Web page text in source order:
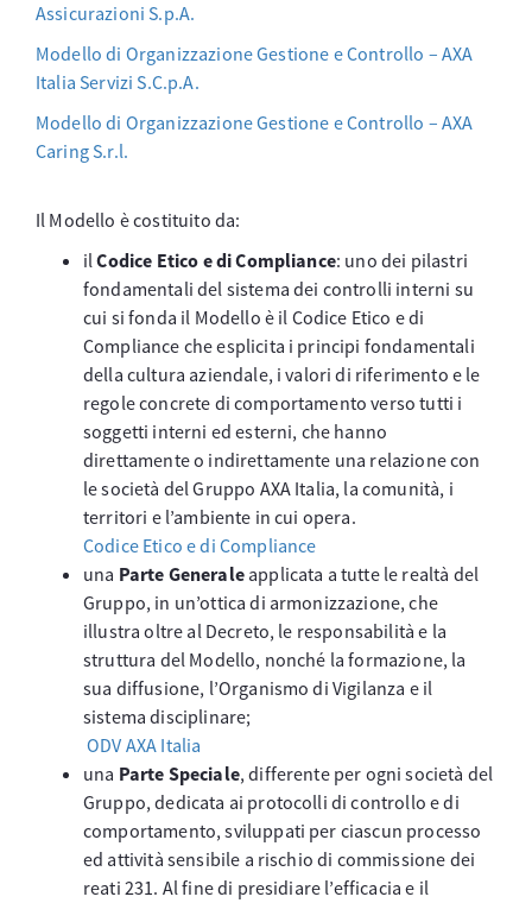
Assicurazioni S.p.A.
Modello di Organizzazione Gestione e Controllo – AXA
Italia Servizi S.C.p.A.
Modello di Organizzazione Gestione e Controllo – AXA
Caring S.r.l.
Il Modello è costituito da:
ilCodice Etico e di Compliance: uno dei pilastri
fondamentali del sistema dei controlli interni su
cui si fonda il Modello è il Codice Etico e di
Compliance che esplicita i principi fondamentali
della cultura aziendale, i valori di riferimento e le
regole concrete di comportamento verso tutti i
soggetti interni ed esterni, che hanno
direttamente o indirettamente una relazione con
le società del Gruppo AXA Italia, la comunità, i
territori e l’ambiente in cui opera.
Codice Etico e di Compliance
una Parte Generaleapplicata a tutte le realtà del
Gruppo, in un’ottica di armonizzazione, che
illustra oltre al Decreto, le responsabilità e la
struttura del Modello, nonché la formazione, la
sua diffusione, l’Organismo di Vigilanza e il
sistema disciplinare;
ODV AXA Italia
una Parte Speciale, differente per ogni società del
Gruppo, dedicata ai protocolli di controllo e di
comportamento, sviluppati per ciascun processo
ed attività sensibile a rischio di commissione dei
reati 231. Al fine di presidiare l’efficacia e il